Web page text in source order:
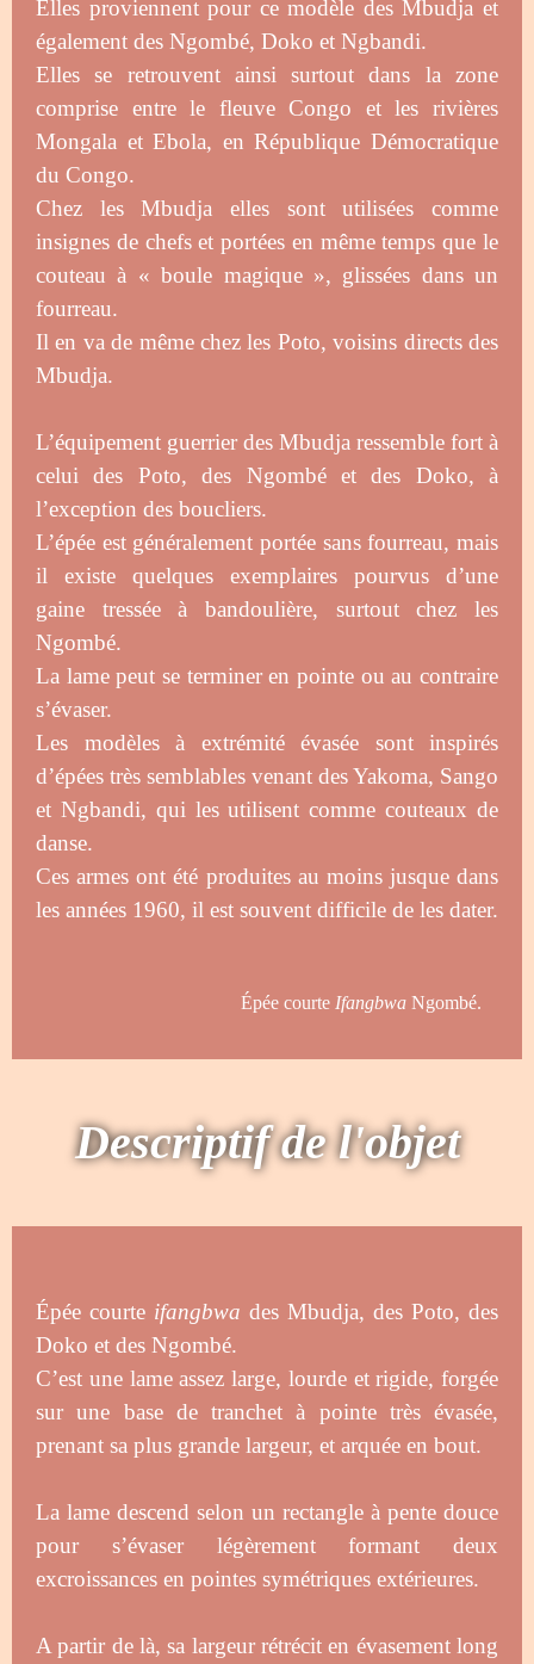
Elles proviennent pour ce modèle des Mbudja et
également des Ngombé, Doko et Ngbandi.
Elles se retrouvent ainsi surtout dans la zone
comprise entre le fleuve Congo et les rivières
Mongala et Ebola, en République Démocratique
du Congo.
Chez les Mbudja elles sont utilisées comme
insignes de chefs et portées en même temps que le
couteau à « boule magique », glissées dans un
fourreau.
Il en va de même chez les Poto, voisins directs des
Mbudja.
L’équipement guerrier des Mbudja ressemble fort à
celui des Poto, des Ngombé et des Doko, à
l’exception des boucliers.
L’épée est généralement portée sans fourreau, mais
il existe quelques exemplaires pourvus d’une
gaine tressée à bandoulière, surtout chez les
Ngombé.
La lame peut se terminer en pointe ou au contraire
s’évaser.
Les modèles à extrémité évasée sont inspirés
d’épées très semblables venant des Yakoma, Sango
et Ngbandi, qui les utilisent comme couteaux de
danse.
Ces armes ont été produites au moins jusque dans
les années 1960, il est souvent difficile de les dater.
Épée courte Ifangbwa Ngombé.
Descriptif de l'objet
Épée courte ifangbwa des Mbudja, des Poto, des
Doko et des Ngombé.
C’est une lame assez large, lourde et rigide, forgée
sur une base de tranchet à pointe très évasée,
prenant sa plus grande largeur, et arquée en bout.
La lame descend selon un rectangle à pente douce
pour s’évaser légèrement formant deux
excroissances en pointes symétriques extérieures.
A partir de là, sa largeur rétrécit en évasement long